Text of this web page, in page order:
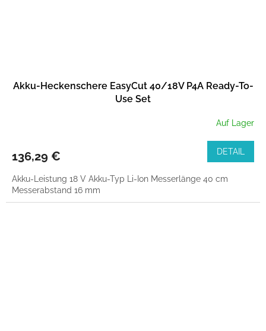
Akku-Heckenschere EasyCut 40/18V P4A Ready-To-
Use Set
Auf Lager
136,29 € DETAIL
Akku-Leistung 18 V Akku-Typ Li-Ion Messerlänge 40 cm
Messerabstand 16 mm